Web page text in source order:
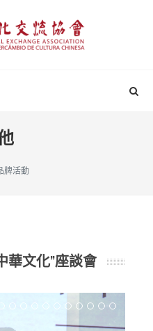
牌活動
華文化”座談會